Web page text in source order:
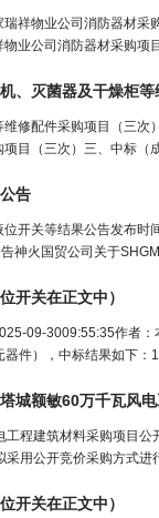
祥物业公司消防器材
业公司消防器材采购
修配件采购项目（三
目（三次）三、中标
告
开关等结果公告发布
神火国贸公司关于
开关在正文中）
09-3009:55:35作者
件），中标结果如下
城额敏60万千瓦风
程建筑材料采购项目
用公开竞价采购方式
开关在正文中）